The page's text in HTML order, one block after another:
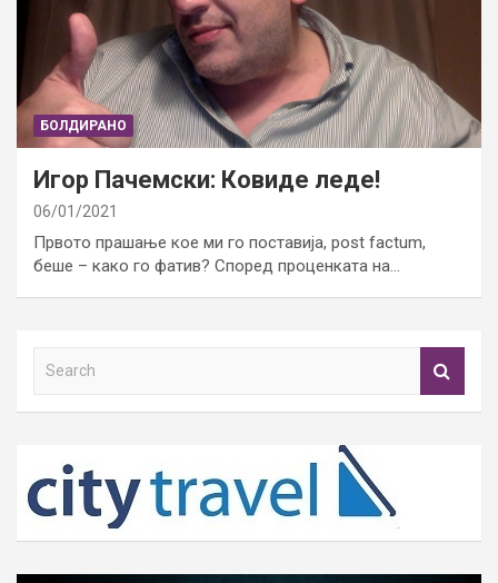
БОЛДИРАНО
Игор Пачемски: Ковиде леде!
06/01/2021
Првото прашање кое ми го поставија, post factum,
беше – како го фатив? Според проценката на…
h